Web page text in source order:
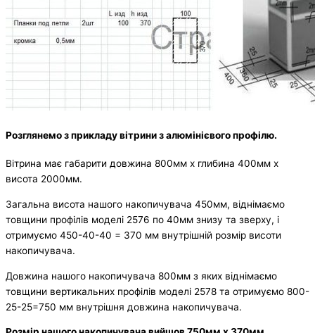
Розглянемо з прикладу вітрини з алюмінієвого профілю.
Вітрина має габарити довжина 800мм х глибина 400мм х
висота 2000мм.
Загальна висота нашого накопичувача 450мм, віднімаємо
товщини профілів моделі 2576 по 40мм знизу та зверху, і
отримуємо 450-40-40 = 370 мм внутрішній розмір висоти
накопичувача.
Довжина нашого накопичувача 800мм з яких віднімаємо
товщини вертикальних профілів моделі 2578 та отримуємо 800-
25-25=750 мм внутрішня довжина накопичувача.